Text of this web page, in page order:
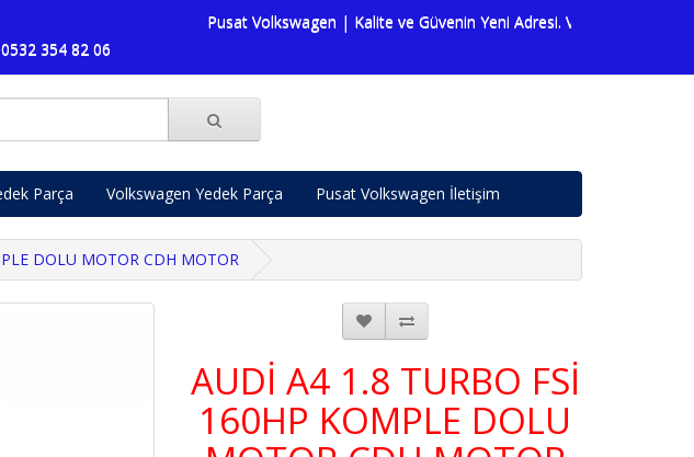
Pusat Volkswagen | Kalite ve Güvenin Yeni Adresi. Volkswagen dünyasına
354 82 06
Parça Volkswagen Yedek Parça Pusat Volkswagen İletişim
DOLU MOTOR CDH MOTOR
AUDİ A4 1.8 TURBO FSİ
160HP KOMPLE DOLU